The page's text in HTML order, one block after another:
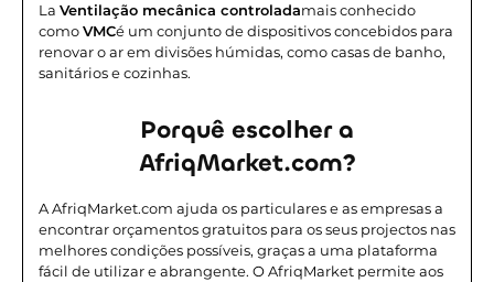
La Ventilação mecânica controladamais conhecido
comoVMCé um conjunto de dispositivos concebidos para
renovar o ar em divisões húmidas, como casas de banho,
sanitários e cozinhas.
Porquê escolher a
AfriqMarket.com?
A AfriqMarket.com ajuda os particulares e as empresas a
encontrar orçamentos gratuitos para os seus projectos nas
melhores condições possíveis, graças a uma plataforma
fácil de utilizar e abrangente. O AfriqMarket permite aos